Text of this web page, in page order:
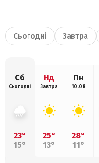
Сьогодні Завтра
Сб
Сьогодні
23°
15°
Нд
Завтра
25°
13°
Пн
10.08
28°
11°